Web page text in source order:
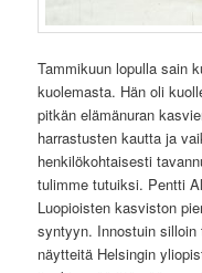
Tammikuun lopulla sain
kuolemasta. Hän oli
pitkän elämänuran
harrastusten kautta ja
henkilökohtaisesti
tulimme tutuiksi. Pentti
Luopioisten kasviston
syntyyn. Innostuin silloin
näytteitä Helsingin